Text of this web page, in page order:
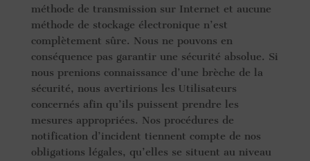
méthode de transmission sur Internet et aucune
méthode de stockage électronique n’est
complètement sûre. Nous ne pouvons en
conséquence pas garantir une sécurité absolue. Si
nous prenions connaissance d’une brèche de la
sécurité, nous avertirions les Utilisateurs
concernés afin qu’ils puissent prendre les
mesures appropriées. Nos procédures de
notification d’incident tiennent compte de nos
obligations légales, qu’elles se situent au niveau